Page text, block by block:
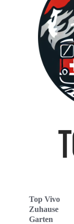
Top Vivo
Zuhause
Garten